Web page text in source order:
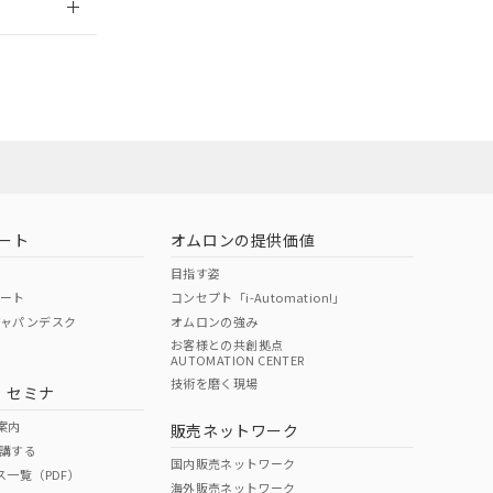
O O
ページへ
ください
ト
ト
パンデスク
セミナ
内
する
覧（PDF）
オムロンの提供価値
目指す姿
コンセプト「i-Automation!」
オムロンの強み
お客様との共創拠点
AUTOMATION CENTER
技術を磨く現場
販売ネットワーク
国内販売ネットワーク
海外販売ネットワーク